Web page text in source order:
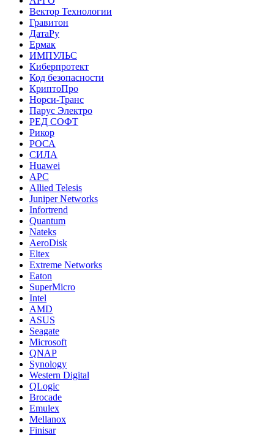
Вектор Технологии
Гравитон
ДатаРу
Ермак
ИМПУЛЬС
Киберпротект
Код безопасности
КриптоПро
Норси-Транс
Парус Электро
РЕД СОФТ
Рикор
РОСА
СИЛА
Huawei
APC
Allied Telesis
Juniper Networks
Infortrend
Quantum
Nateks
AeroDisk
Eltex
Extreme Networks
Eaton
SuperMicro
Intel
AMD
ASUS
Seagate
Microsoft
QNAP
Synology
Western Digital
QLogic
Brocade
Emulex
Mellanox
Finisar